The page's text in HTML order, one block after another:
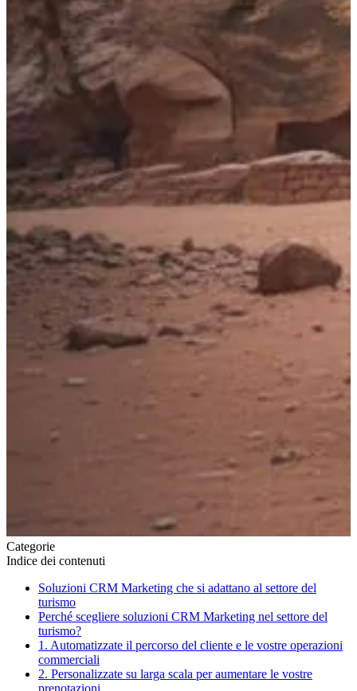
Categorie
Indice dei contenuti
Soluzioni CRM Marketing che si adattano al settore del
turismo
Perché scegliere soluzioni CRM Marketing nel settore del
turismo?
1. Automatizzate il percorso del cliente e le vostre operazioni
commerciali
2. Personalizzate su larga scala per aumentare le vostre
prenotazioni